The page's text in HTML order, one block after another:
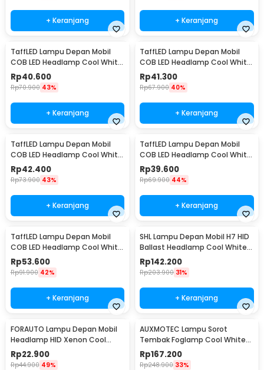
+ Keranjang + Keranjang
TaffLED Lampu Depan Mobil
COB LED Headlamp Cool White
IP65 32V 9005/HB3/H10 - S2
Rp40.600
Rp70.900 43%
+ Keranjang
TaffLED Lampu Depan Mobil
COB LED Headlamp Cool White
IP65 32V 9006/HB4 - S2
Rp41.300
Rp67.900 40%
+ Keranjang
TaffLED Lampu Depan Mobil
COB LED Headlamp Cool White
IP65 32V H7 - S2
Rp42.400
Rp73.900 43%
+ Keranjang
TaffLED Lampu Depan Mobil
COB LED Headlamp Cool White
IP65 32V H11 - S2
Rp39.600
Rp69.900 44%
+ Keranjang
TaffLED Lampu Depan Mobil
COB LED Headlamp Cool White
IP65 32V H4/9003 - S2
Rp53.600
Rp91.900 42%
+ Keranjang
SHL Lampu Depan Mobil H7 HID
Ballast Headlamp Cool White
55W 12V 2PCS - RSVR
Rp142.200
Rp203.900 31%
+ Keranjang
FORAUTO Lampu Depan Mobil
Headlamp HID Xenon Cool
White 35W 12V 1 PCS H1
Rp22.900
Rp44.900 49%
AUXMOTEC Lampu Sorot
Tembak Foglamp Cool White
IP67 108W 9-50V 20cm 36 LED -
A8
Rp167.200
Rp248.900 33%